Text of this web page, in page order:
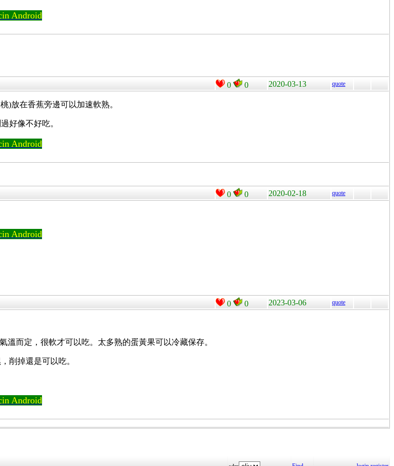
Android
0 0 2020-03-13 quote
)放在香蕉旁邊可以加速軟熟。
好像不好吃。
Android
0 0 2020-02-18 quote
Android
0 0 2023-03-06 quote
而定，很軟才可以吃。太多熟的蛋黃果可以冷藏保存。
削掉還是可以吃。
Android